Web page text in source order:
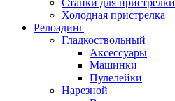
Станки для пристрелки
Холодная пристрелка
Релоадинг
Гладкоствольный
Аксессуары
Машинки
Пулелейки
Нарезной